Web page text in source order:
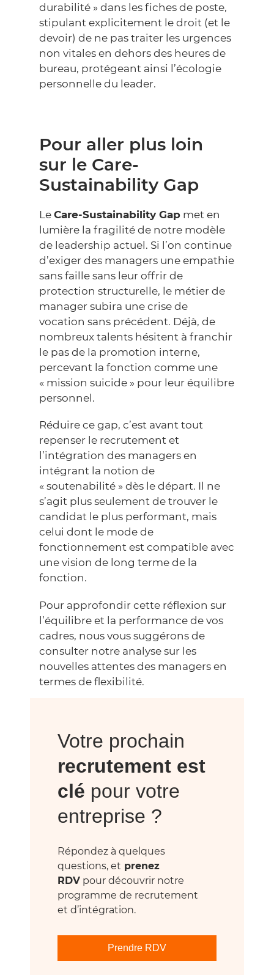
durabilité » dans les fiches de poste,
stipulant explicitement le droit (et le
devoir) de ne pas traiter les urgences
non vitales en dehors des heures de
bureau, protégeant ainsi l’écologie
personnelle du leader.
Pour aller plus loin
sur le Care-
Sustainability Gap
Le Care-Sustainability Gap met en
lumière la fragilité de notre modèle
de leadership actuel. Si l’on continue
d’exiger des managers une empathie
sans faille sans leur offrir de
protection structurelle, le métier de
manager subira une crise de
vocation sans précédent. Déjà, de
nombreux talents hésitent à franchir
le pas de la promotion interne,
percevant la fonction comme une
« mission suicide » pour leur équilibre
personnel.
Réduire ce gap, c’est avant tout
repenser le recrutement et
l’intégration des managers en
intégrant la notion de
« soutenabilité » dès le départ. Il ne
s’agit plus seulement de trouver le
candidat le plus performant, mais
celui dont le mode de
fonctionnement est compatible avec
une vision de long terme de la
fonction.
Pour approfondir cette réflexion sur
l’équilibre et la performance de vos
cadres, nous vous suggérons de
consulter notre analyse sur les
nouvelles attentes des managers en
termes de flexibilité.
Votre prochain
recrutement est
clé pour votre
entreprise ?
Répondez à quelques
questions, et prenez
RDV pour découvrir notre
programme de recrutement
et d’intégration.
Prendre RDV